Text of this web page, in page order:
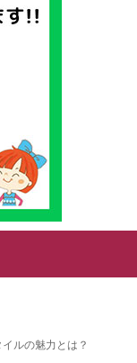
ルの魅力とは？